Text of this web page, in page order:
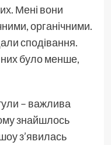
Мені вони
органічними.
сподівання.
них було менше,
– важлива
знайшлось
з’явилась